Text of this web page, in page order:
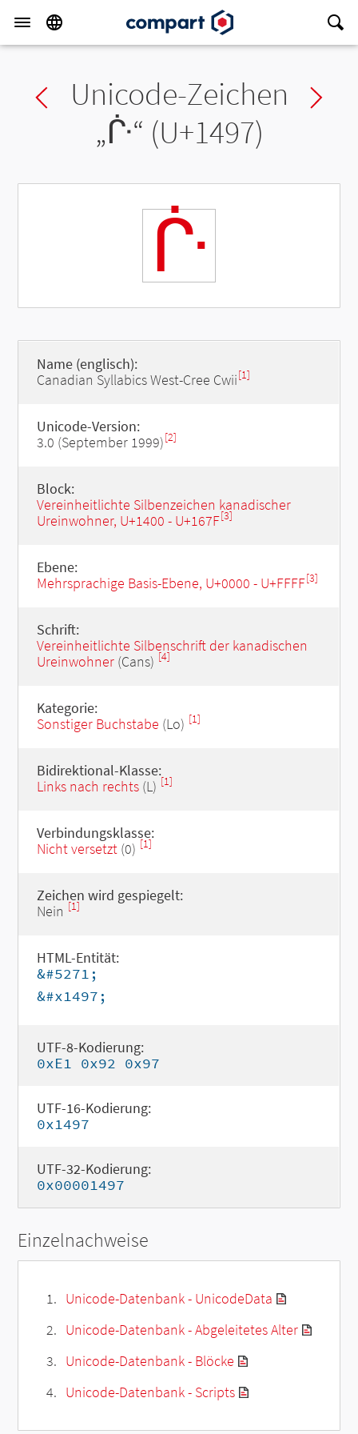
Previous char
Unicode-Zeichen
„ᒗ“ (U+1497)
ᒗ
Name (englisch):
Canadian Syllabics West-Cree Cwii[1]
Unicode-Version:
3.0 (September 1999)[2]
Block:
Vereinheitlichte Silbenzeichen kanadischer
Ureinwohner, U+1400 - U+167F[3]
Ebene:
Mehrsprachige Basis-Ebene, U+0000 - U+FFFF[3]
Schrift:
Vereinheitlichte Silbenschrift der kanadischen
Ureinwohner(Cans) [4]
Kategorie:
Sonstiger Buchstabe (Lo) [1]
Bidirektional-Klasse:
Links nach rechts(L) [1]
Verbindungsklasse:
Nicht versetzt(0) [1]
Zeichen wird gespiegelt:
Nein [1]
HTML-Entität:
&#5271;
&#x1497;
UTF-8-Kodierung:
0xE1 0x92 0x97
UTF-16-Kodierung:
0x1497
UTF-32-Kodierung:
0x00001497
Einzelnachweise
Unicode-Datenbank - UnicodeData
Unicode-Datenbank - Abgeleitetes Alter
Unicode-Datenbank - Blöcke
Unicode-Datenbank - Scripts